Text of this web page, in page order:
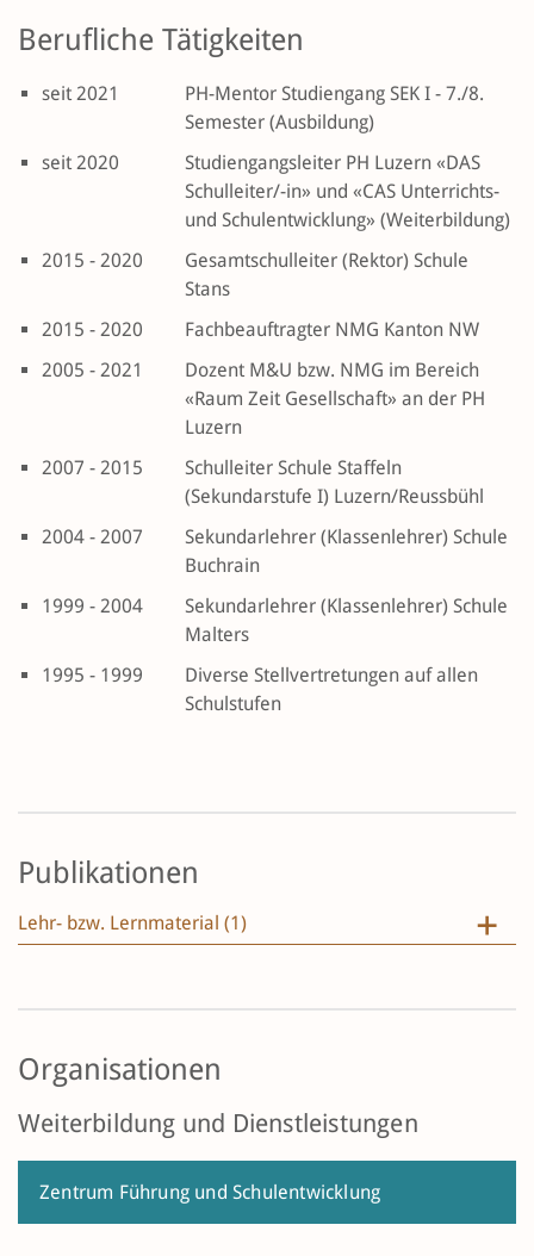
Berufliche Tätigkeiten
seit 2021
PH-Mentor Studiengang SEK I - 7./8.
Semester (Ausbildung)
seit 2020
Studiengangsleiter PH Luzern «DAS
Schulleiter/-in» und «CAS Unterrichts-
und Schulentwicklung» (Weiterbildung)
2015 - 2020
Gesamtschulleiter (Rektor) Schule
Stans
2015 - 2020
Fachbeauftragter NMG Kanton NW
2005 - 2021
Dozent M&U bzw. NMG im Bereich
«Raum Zeit Gesellschaft» an der PH
Luzern
2007 - 2015
Schulleiter Schule Staffeln
(Sekundarstufe I) Luzern/Reussbühl
2004 - 2007
Sekundarlehrer (Klassenlehrer) Schule
Buchrain
1999 - 2004
Sekundarlehrer (Klassenlehrer) Schule
Malters
1995 - 1999
Diverse Stellvertretungen auf allen
Schulstufen
Publikationen
Lehr- bzw. Lernmaterial (1)
Organisationen
Weiterbildung und Dienstleistungen
Zentrum Führung und Schulentwicklung